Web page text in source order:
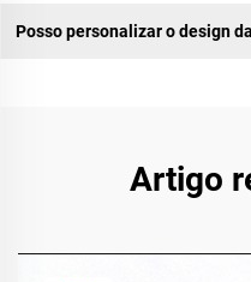
Posso personalizar o design
Artigo